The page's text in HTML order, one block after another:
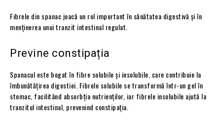
Fibrele din spanac joacă un rol important în sănătatea digestivă și în
menținerea unui tranzit intestinal regulat.
Previne constipația
Spanacul este bogat în fibre solubile și insolubile, care contribuie la
îmbunătățirea digestiei. Fibrele solubile se transformă într-un gel în
stomac, facilitând absorbția nutrienților, iar fibrele insolubile ajută la
tranzitul intestinal, prevenind constipația.